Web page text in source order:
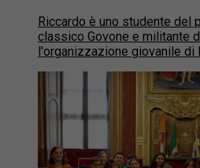
Riccardo è uno studente del
classico Govone e militante
l'organizzazione giovanile di